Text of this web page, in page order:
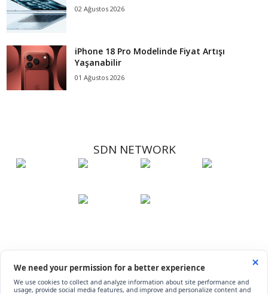
02 Ağustos 2026
iPhone 18 Pro Modelinde Fiyat Artışı
Yaşanabilir
01 Ağustos 2026
SDN NETWORK